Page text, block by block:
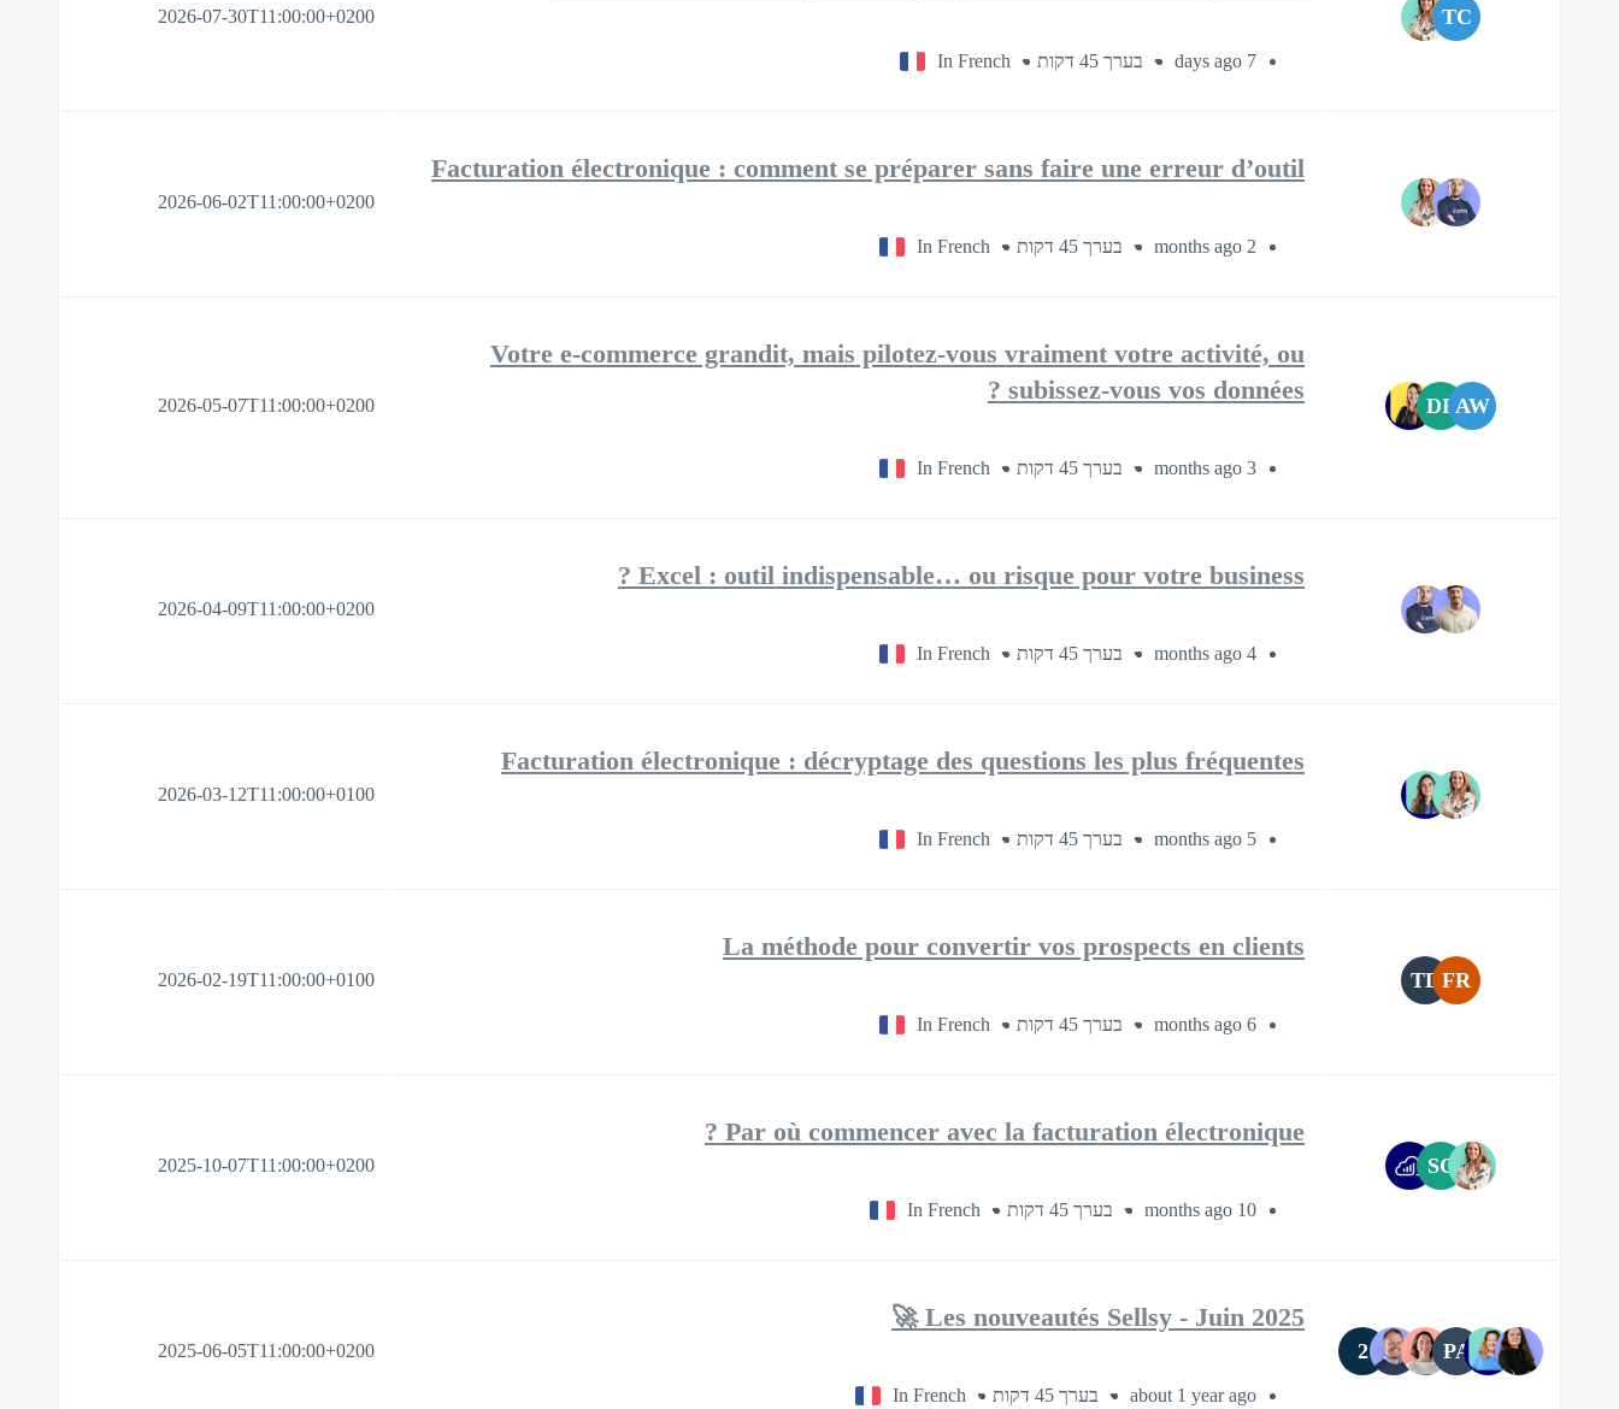
TC
7 days ago בערך 45 דקות In French
2026-07-30T11:00:00+0200
Facturation électronique : comment se préparer sans faire une erreur d’outil
2 months ago בערך 45 דקות In French
2026-06-02T11:00:00+0200
AW
DP
Votre e-commerce grandit, mais pilotez-vous vraiment votre activité, ou
subissez-vous vos données ?
3 months ago בערך 45 דקות In French
2026-05-07T11:00:00+0200
Excel : outil indispensable… ou risque pour votre business ?
4 months ago בערך 45 דקות In French
2026-04-09T11:00:00+0200
Facturation électronique : décryptage des questions les plus fréquentes
5 months ago בערך 45 דקות In French
2026-03-12T11:00:00+0100
FR
TD
La méthode pour convertir vos prospects en clients
6 months ago בערך 45 דקות In French
2026-02-19T11:00:00+0100
SC
Par où commencer avec la facturation électronique ?
10 months ago בערך 45 דקות In French
2025-10-07T11:00:00+0200
PA
2
Les nouveautés Sellsy - Juin 2025 🚀
about 1 year ago בערך 45 דקות In French
2025-06-05T11:00:00+0200